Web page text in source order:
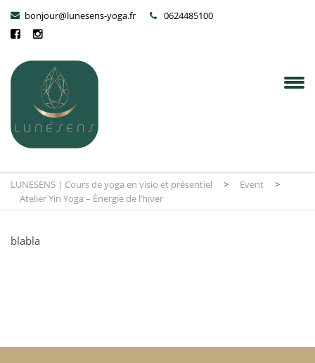
bonjour@lunesens-yoga.fr 0624485100
LUNESENS | Cours de yoga en visio et présentiel > Event
>
Atelier Yin Yoga – Énergie de l’hiver
blabla